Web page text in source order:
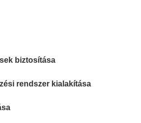
biztosítása
rendszer kialakítása